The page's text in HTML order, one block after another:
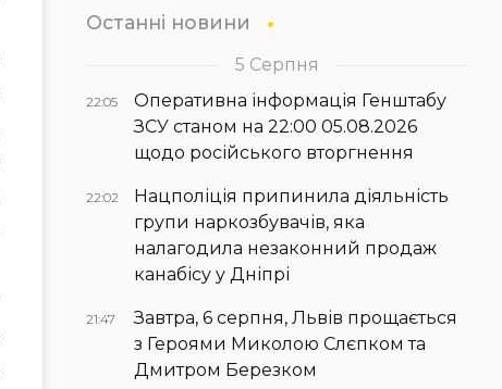
Останні новини
5 Серпня
22:05
Оперативна інформація Генштабу
ЗСУ станом на 22:00 05.08.2026
щодо російського вторгнення
22:02
Нацполіція припинила діяльність
групи наркозбувачів, яка
налагодила незаконний продаж
канабісу у Дніпрі
21:47
Завтра, 6 серпня, Львів прощається
з Героями Миколою Слєпком та
Дмитром Березком